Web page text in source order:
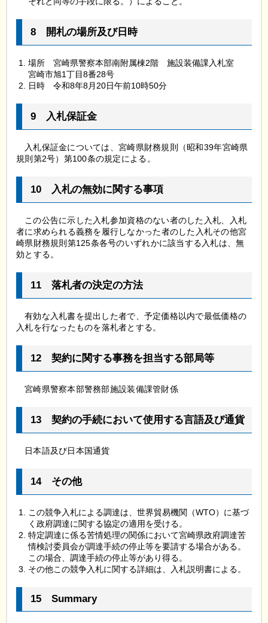
8 開札の場所及び日時
場所 宮崎県警察本部南附属棟2階 施設装備課入札室
宮崎市旭1丁目8番28号
日時
令和8年8月20日午前10時50分
9 入札保証金
入札保証金については、宮崎県財務規則（昭和39年宮崎県
規則第2号）第100条の規定による。
10 入札の無効に関する事項
この公告に示した入札参加資格のない者のした入札、入札
者に求められる義務を履行しなかった者のした入札その他宮
崎県財務規則第125条各号のいずれかに該当する入札は、無
効とする。
11 落札者の決定の方法
有効な入札書を提出した者で、予定価格以内で最低価格の
入札を行なったものを落札者とする。
12 契約に関する事務を担当する部局等
宮崎県警察本部警務部施設装備課管財係
13 契約の手続において使用する言語及び通貨
日本語及び日本国通貨
14 その他
この競争入札による調達は、世界貿易機関（WTO）に基づ
く政府調達に関する協定の適用を受ける。
特定調達に係る苦情処理の関係において宮崎県政府調達苦
情検討委員会が調達手続の停止等を要請する場合がある。
この場合、調達手続の停止等があり得る。
その他この競争入札に関する詳細は、入札説明書による。
15 Summary